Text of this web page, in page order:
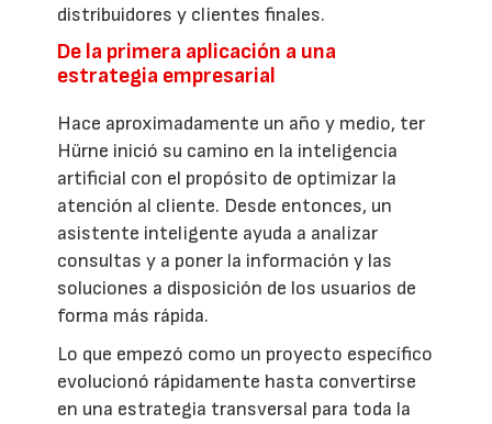
distribuidores y clientes finales.
De la primera aplicación a una
estrategia empresarial
Hace aproximadamente un año y medio, ter
Hürne inició su camino en la inteligencia
artificial con el propósito de optimizar la
atención al cliente. Desde entonces, un
asistente inteligente ayuda a analizar
consultas y a poner la información y las
soluciones a disposición de los usuarios de
forma más rápida.
Lo que empezó como un proyecto específico
evolucionó rápidamente hasta convertirse
en una estrategia transversal para toda la